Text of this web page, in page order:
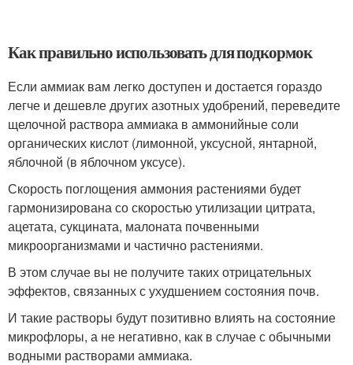
Как правильно использовать для подкормок
Если аммиак вам легко доступен и достается гораздо
легче и дешевле других азотных удобрений, переведите
щелочной раствора аммиака в аммонийные соли
органических кислот (лимонной, уксусной, янтарной,
яблочной (в яблочном уксусе).
Скорость поглощения аммония растениями будет
гармонизирована со скоростью утилизации цитрата,
ацетата, сукцината, малоната почвенными
микроорганизмами и частично растениями.
В этом случае вы не получите таких отрицательных
эффектов, связанных с ухудшением состояния почв.
И такие растворы будут позитивно влиять на состояние
микрофлоры, а не негативно, как в случае с обычными
водными растворами аммиака.